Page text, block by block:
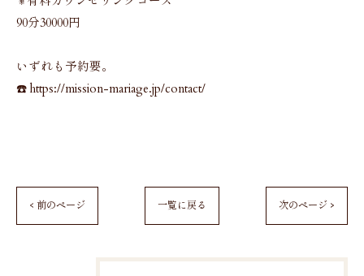
90分30000円
いずれも予約要。
☎️ https://mission-mariage.jp/contact/
< 前のページ 一覧に戻る 次のページ >